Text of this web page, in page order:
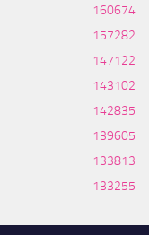
160674
157282
147122
143102
142835
139605
133813
133255